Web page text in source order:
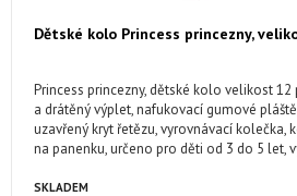
Dětské kolo Princess princezny,
Princess princezny, dětské kolo velikost
a drátěný výplet, nafukovací gumové
uzavřený kryt řetězu, vyrovnávací kolečka,
na panenku, určeno pro děti od 3 do 5 let,
SKLADEM